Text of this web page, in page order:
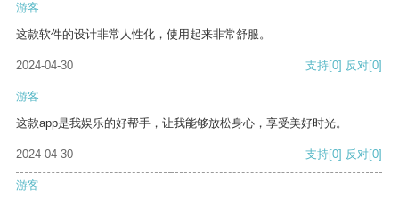
游客
这款软件的设计非常人性化，使用起来非常舒服。
2024-04-30 支持[0] 反对[0]
游客
这款app是我娱乐的好帮手，让我能够放松身心，享受美好时光。
2024-04-30 支持[0] 反对[0]
游客